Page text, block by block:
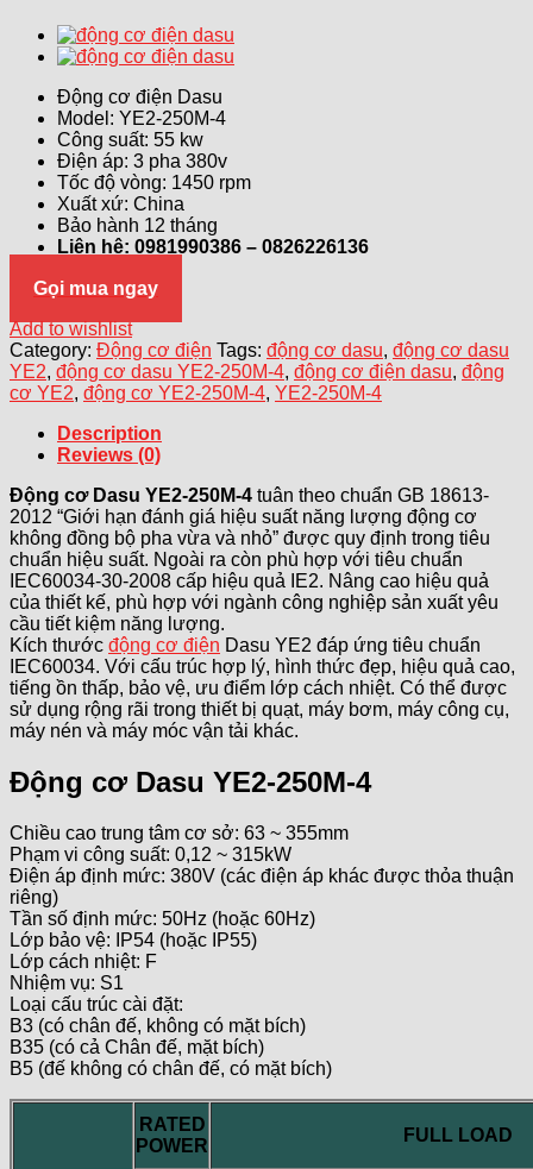
Động cơ điện Dasu
Model: YE2-250M-4
Công suất: 55 kw
Điện áp: 3 pha 380v
Tốc độ vòng: 1450 rpm
Xuất xứ: China
Bảo hành 12 tháng
Liên hệ: 0981990386 – 0826226136
Gọi mua ngay
Add to wishlist
Category: Động cơ điện Tags: động cơ dasu, động cơ dasu
YE2, động cơ dasu YE2-250M-4, động cơ điện dasu, động
cơ YE2, động cơ YE2-250M-4, YE2-250M-4
Description
Reviews (0)
Động cơ Dasu YE2-250M-4 tuân theo chuẩn GB 18613-
2012 “Giới hạn đánh giá hiệu suất năng lượng động cơ
không đồng bộ pha vừa và nhỏ” được quy định trong tiêu
chuẩn hiệu suất. Ngoài ra còn phù hợp với tiêu chuẩn
IEC60034-30-2008 cấp hiệu quả IE2. Nâng cao hiệu quả
của thiết kế, phù hợp với ngành công nghiệp sản xuất yêu
cầu tiết kiệm năng lượng.
Kích thước động cơ điện Dasu YE2 đáp ứng tiêu chuẩn
IEC60034. Với cấu trúc hợp lý, hình thức đẹp, hiệu quả cao,
tiếng ồn thấp, bảo vệ, ưu điểm lớp cách nhiệt. Có thể được
sử dụng rộng rãi trong thiết bị quạt, máy bơm, máy công cụ,
máy nén và máy móc vận tải khác.
Động cơ Dasu YE2-250M-4
Chiều cao trung tâm cơ sở: 63 ~ 355mm
Phạm vi công suất: 0,12 ~ 315kW
Điện áp định mức: 380V (các điện áp khác được thỏa thuận
riêng)
Tần số định mức: 50Hz (hoặc 60Hz)
Lớp bảo vệ: IP54 (hoặc IP55)
Lớp cách nhiệt: F
Nhiệm vụ: S1
Loại cấu trúc cài đặt:
B3 (có chân đế, không có mặt bích)
B35 (có cả Chân đế, mặt bích)
B5 (đế không có chân đế, có mặt bích)
RATED
POWER
FULL LOAD